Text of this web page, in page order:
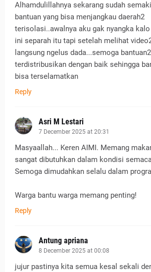
Alhamdulillahnya sekarang sudah
bantuan yang bisa menjangkau daerah2
terisolasi..awalnya aku gak nyangka
ini separah itu tapi setelah melihat
langsung ngelus dada...semoga
terdistribusikan dengan baik sehingga
bisa terselamatkan
Reply
Asri M Lestari
7 December 2025 at 20:31
Masyaallah... Keren AIMI. Memang
sangat dibutuhkan dalam kondisi
Semoga dimudahkan selalu dalam
Warga bantu warga memang penting!
Reply
Antung apriana
8 December 2025 at 00:08
jujur pastinya kita semua kesal sekali